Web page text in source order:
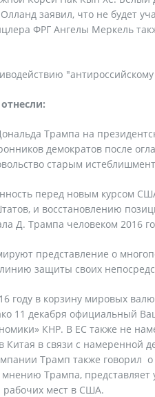
заявил, что не будет
ФРГ Ангелы Меркель
Трампа на
демократов после
старым
перед новым курсом
и восстановлению
Д. Трампа человеком 2016
представление о
защиты своих
году в корзину мировых
11 декабря официальный
КНР. В ЕС также не
Китая в связи с намеренной
Трамп также говорил
Трампа, представляет
рабочих мест в США.